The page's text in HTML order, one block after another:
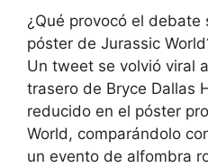
¿Qué provocó el debate
póster de Jurassic
Un tweet se volvió viral
trasero de Bryce Dallas
reducido en el póster
World, comparándolo
un evento de alfombra